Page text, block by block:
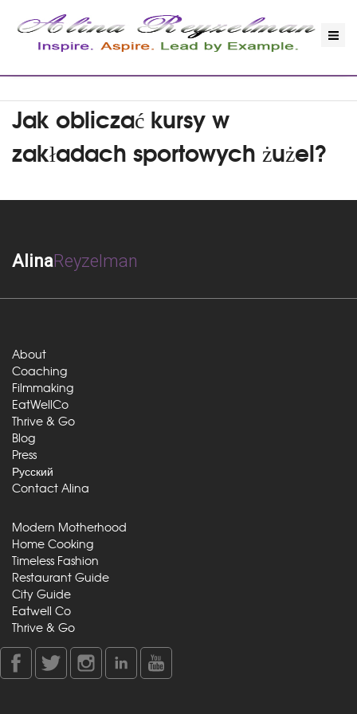
Jak obliczać kursy w
zakładach sportowych żużel?
AlinaReyzelman
About
Coaching
Filmmaking
EatWellCo
Thrive & Go
Blog
Press
Русский
Contact Alina
Modern Motherhood
Home Cooking
Timeless Fashion
Restaurant Guide
City Guide
Eatwell Co
Thrive & Go